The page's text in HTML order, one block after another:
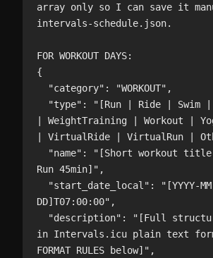
array only so I can save it
intervals-schedule.json.
FOR WORKOUT DAYS:
{
| WeightTraining | Workout |
| VirtualRide | VirtualRun |
Run 45min]",
DD]T07:00:00",
in Intervals.icu plain text
FORMAT RULES below]",